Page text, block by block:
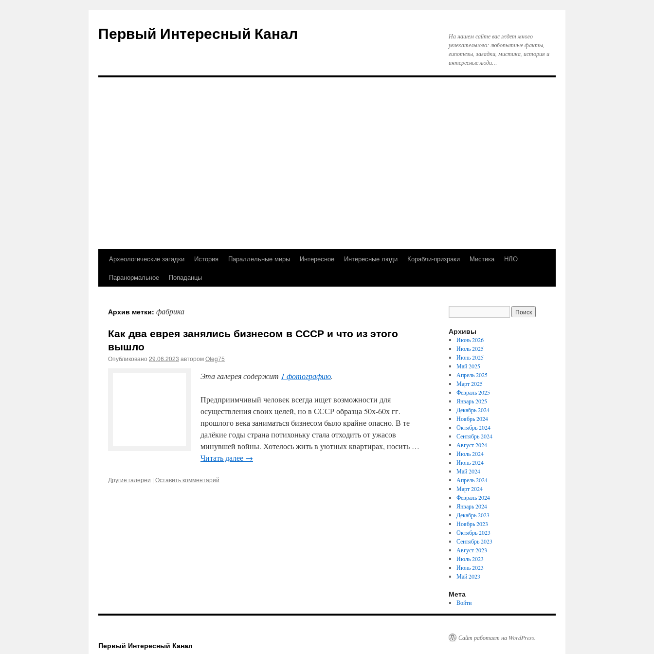
Первый Интересный Канал
На нашем сайте вас ждет много
увлекательного: любопытные факты,
гипотезы, загадки, мистика, история и
интересные люди…
Перейти
Археологические загадки История Параллельные миры Интересное Интересные люди Корабли-призраки Мистика
НЛО
Паранормальное
Попаданцы
Архив метки: фабрика
Как два еврея занялись бизнесом в СССР и что из этого
вышло
Опубликовано 29.06.2023 авторомOleg75
Эта галерея содержит 1 фотографию.
Предприимчивый человек всегда ищет возможности для
осуществления своих целей, но в СССР образца 50х-60х гг.
прошлого века заниматься бизнесом было крайне опасно. В те
далёкие годы страна потихоньку стала отходить от ужасов
минувшей войны. Хотелось жить в уютных квартирах, носить …
Читать далее →
Другие галереи | Оставить комментарий
Архивы
Июнь 2026
Июль 2025
Июнь 2025
Май 2025
Апрель 2025
Март 2025
Февраль 2025
Январь 2025
Декабрь 2024
Ноябрь 2024
Октябрь 2024
Сентябрь 2024
Август 2024
Июль 2024
Июнь 2024
Май 2024
Апрель 2024
Март 2024
Февраль 2024
Январь 2024
Декабрь 2023
Ноябрь 2023
Октябрь 2023
Сентябрь 2023
Август 2023
Июль 2023
Июнь 2023
Май 2023
Мета
Войти
Первый Интересный Канал
Сайт работает на WordPress.